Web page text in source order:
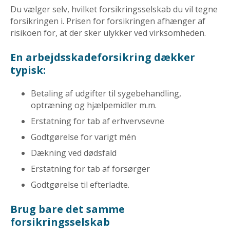
Du vælger selv, hvilket forsikringsselskab du vil tegne
forsikringen i. Prisen for forsikringen afhænger af
risikoen for, at der sker ulykker ved virksomheden.
En arbejdsskadeforsikring dækker
typisk:
Betaling af udgifter til sygebehandling,
optræning og hjælpemidler m.m.
Erstatning for tab af erhvervsevne
Godtgørelse for varigt mén
Dækning ved dødsfald
Erstatning for tab af forsørger
Godtgørelse til efterladte.
Brug bare det samme
forsikringsselskab